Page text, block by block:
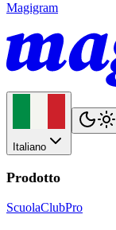
Magigram
Italiano
Prodotto
ScuolaClubPro